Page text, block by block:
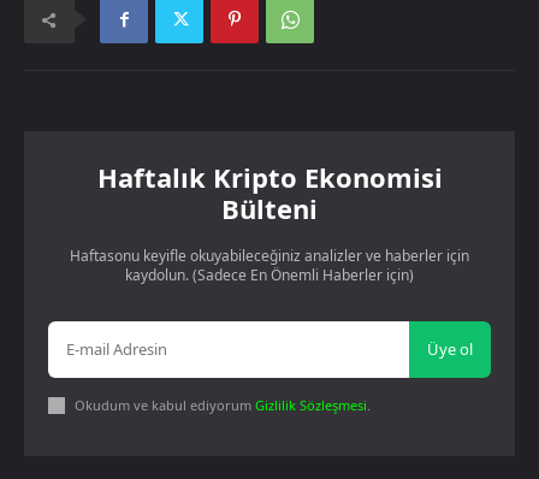
Haftalık Kripto Ekonomisi
Bülteni
Haftasonu keyifle okuyabileceğiniz analizler ve haberler için
kaydolun. (Sadece En Önemli Haberler için)
Üye ol
Okudum ve kabul ediyorum Gizlilik Sözleşmesi.